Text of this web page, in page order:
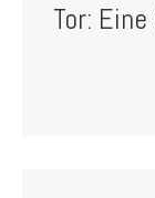
Tor: